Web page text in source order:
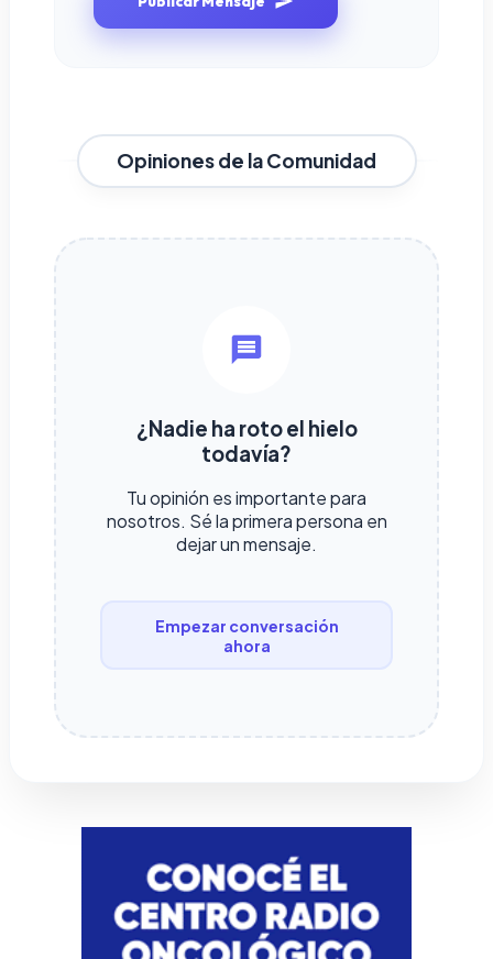
Opiniones de la Comunidad
¿Nadie ha roto el hielo
todavía?
Tu opinión es importante para
nosotros. Sé la primera persona en
dejar un mensaje.
Empezar conversación
ahora